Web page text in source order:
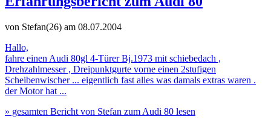
von Stefan(26) am 08.07.2004
Hallo,
fahre einen Audi 80gl 4-Türer Bj.1973 mit schiebedach ,
Drehzahlmesser , Dreipunktgurte vorne einen 2stufigen
Scheibenwischer ... eigentlich fast alles was damals extras waren .
der Motor hat ...
» gesamten Bericht von Stefan zum Audi 80 lesen